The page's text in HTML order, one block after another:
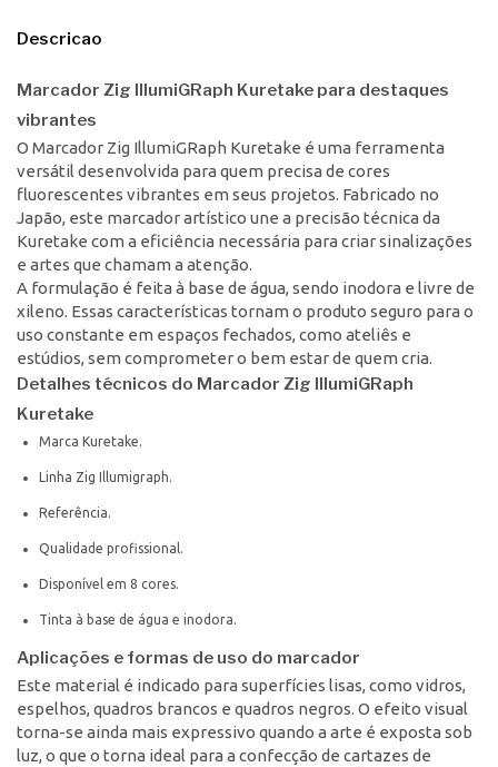
Descricao
Marcador Zig IllumiGRaph Kuretake para destaques
vibrantes
O Marcador Zig IllumiGRaph Kuretake é uma ferramenta
versátil desenvolvida para quem precisa de cores
fluorescentes vibrantes em seus projetos. Fabricado no
Japão, este marcador artístico une a precisão técnica da
Kuretake com a eficiência necessária para criar sinalizações
e artes que chamam a atenção.
A formulação é feita à base de água, sendo inodora e livre de
xileno. Essas características tornam o produto seguro para o
uso constante em espaços fechados, como ateliês e
estúdios, sem comprometer o bem estar de quem cria.
Detalhes técnicos do Marcador Zig IllumiGRaph
Kuretake
Marca Kuretake.
Linha Zig Illumigraph.
Referência.
Qualidade profissional.
Disponível em 8 cores.
Tinta à base de água e inodora.
Aplicações e formas de uso do marcador
Este material é indicado para superfícies lisas, como vidros,
espelhos, quadros brancos e quadros negros. O efeito visual
torna-se ainda mais expressivo quando a arte é exposta sob
luz, o que o torna ideal para a confecção de cartazes de